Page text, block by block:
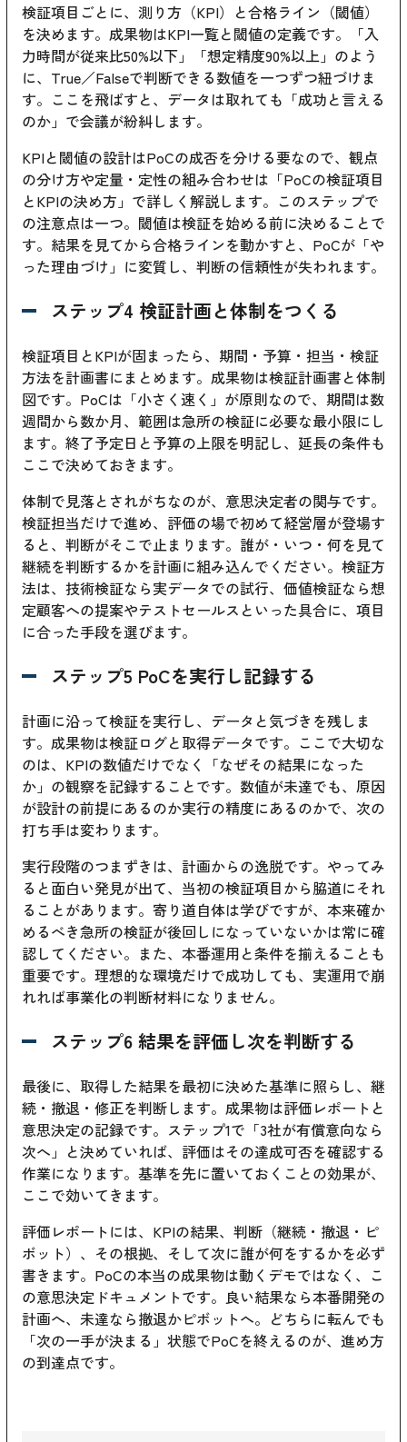
検証項目ごとに、測り方（KPI）と合格ライン（閾値）
を決めます。成果物はKPI一覧と閾値の定義です。「入
力時間が従来比50%以下」「想定精度90%以上」のよう
に、True／Falseで判断できる数値を一つずつ紐づけま
す。ここを飛ばすと、データは取れても「成功と言える
のか」で会議が紛糾します。
KPIと閾値の設計はPoCの成否を分ける要なので、観点
の分け方や定量・定性の組み合わせは「PoCの検証項目
とKPIの決め方」で詳しく解説します。このステップで
の注意点は一つ。閾値は検証を始める前に決めることで
す。結果を見てから合格ラインを動かすと、PoCが「や
った理由づけ」に変質し、判断の信頼性が失われます。
ステップ4 検証計画と体制をつくる
検証項目とKPIが固まったら、期間・予算・担当・検証
方法を計画書にまとめます。成果物は検証計画書と体制
図です。PoCは「小さく速く」が原則なので、期間は数
週間から数か月、範囲は急所の検証に必要な最小限にし
ます。終了予定日と予算の上限を明記し、延長の条件も
ここで決めておきます。
体制で見落とされがちなのが、意思決定者の関与です。
検証担当だけで進め、評価の場で初めて経営層が登場す
ると、判断がそこで止まります。誰が・いつ・何を見て
継続を判断するかを計画に組み込んでください。検証方
法は、技術検証なら実データでの試行、価値検証なら想
定顧客への提案やテストセールスといった具合に、項目
に合った手段を選びます。
ステップ5 PoCを実行し記録する
計画に沿って検証を実行し、データと気づきを残しま
す。成果物は検証ログと取得データです。ここで大切な
のは、KPIの数値だけでなく「なぜその結果になった
か」の観察を記録することです。数値が未達でも、原因
が設計の前提にあるのか実行の精度にあるのかで、次の
打ち手は変わります。
実行段階のつまずきは、計画からの逸脱です。やってみ
ると面白い発見が出て、当初の検証項目から脇道にそれ
ることがあります。寄り道自体は学びですが、本来確か
めるべき急所の検証が後回しになっていないかは常に確
認してください。また、本番運用と条件を揃えることも
重要です。理想的な環境だけで成功しても、実運用で崩
れれば事業化の判断材料になりません。
ステップ6 結果を評価し次を判断する
最後に、取得した結果を最初に決めた基準に照らし、継
続・撤退・修正を判断します。成果物は評価レポートと
意思決定の記録です。ステップ1で「3社が有償意向なら
次へ」と決めていれば、評価はその達成可否を確認する
作業になります。基準を先に置いておくことの効果が、
ここで効いてきます。
評価レポートには、KPIの結果、判断（継続・撤退・ピ
ボット）、その根拠、そして次に誰が何をするかを必ず
書きます。PoCの本当の成果物は動くデモではなく、こ
の意思決定ドキュメントです。良い結果なら本番開発の
計画へ、未達なら撤退かピボットへ。どちらに転んでも
「次の一手が決まる」状態でPoCを終えるのが、進め方
の到達点です。